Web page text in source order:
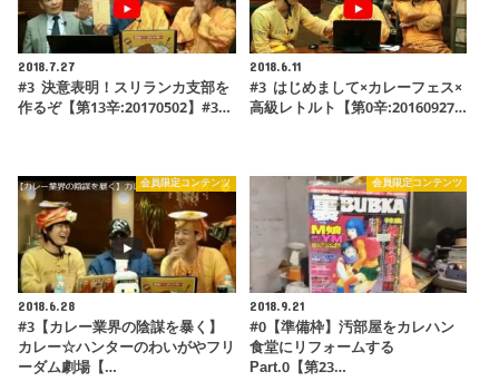
2018.7.27
#3 決意表明！スリランカ支部を
作るぞ【第13辛:20170502】#3…
2018.6.11
#3 はじめまして×カレーフェス×
高級レトルト【第0辛:20160927…
会員限定コンテンツ
2018.6.28
#3【カレー業界の陰謀を暴く】
カレー☆ハンターのわいがやフリ
ーダム劇場【…
会員限定コンテンツ
2018.9.21
#0【準備枠】汚部屋をカレハン
食堂にリフォームする
Part.0【第23…